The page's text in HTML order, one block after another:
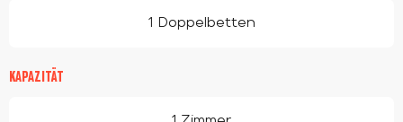
1 Doppelbetten
KAPAZITÄT